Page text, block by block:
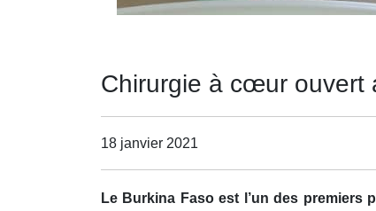
Chirurgie à cœur ouvert
18 janvier 2021
Le Burkina Faso est l’un des